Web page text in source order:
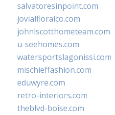
salvatoresinpoint.com
jovialfloralco.com
johnlscotthometeam.com
u-seehomes.com
watersportslagonissi.com
mischieffashion.com
eduwyre.com
retro-interiors.com
theblvd-boise.com